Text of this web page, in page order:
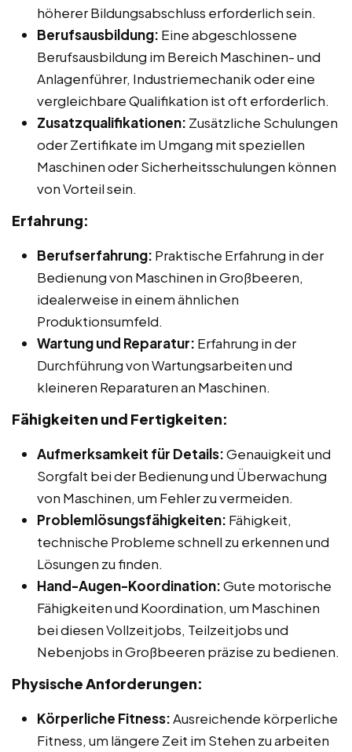
höherer Bildungsabschluss erforderlich sein.
Berufsausbildung: Eine abgeschlossene
Berufsausbildung im Bereich Maschinen- und
Anlagenführer, Industriemechanik oder eine
vergleichbare Qualifikation ist oft erforderlich.
Zusatzqualifikationen: Zusätzliche Schulungen
oder Zertifikate im Umgang mit speziellen
Maschinen oder Sicherheitsschulungen können
von Vorteil sein.
Erfahrung:
Berufserfahrung: Praktische Erfahrung in der
Bedienung von Maschinen in Großbeeren,
idealerweise in einem ähnlichen
Produktionsumfeld.
Wartung und Reparatur: Erfahrung in der
Durchführung von Wartungsarbeiten und
kleineren Reparaturen an Maschinen.
Fähigkeiten und Fertigkeiten:
Aufmerksamkeit für Details:Genauigkeit und
Sorgfalt bei der Bedienung und Überwachung
von Maschinen, um Fehler zu vermeiden.
Problemlösungsfähigkeiten: Fähigkeit,
technische Probleme schnell zu erkennen und
Lösungen zu finden.
Hand-Augen-Koordination:Gute motorische
Fähigkeiten und Koordination, um Maschinen
bei diesen Vollzeitjobs, Teilzeitjobs und
Nebenjobs in Großbeeren präzise zu bedienen.
Physische Anforderungen:
Körperliche Fitness:Ausreichende körperliche
Fitness, um längere Zeit im Stehen zu arbeiten